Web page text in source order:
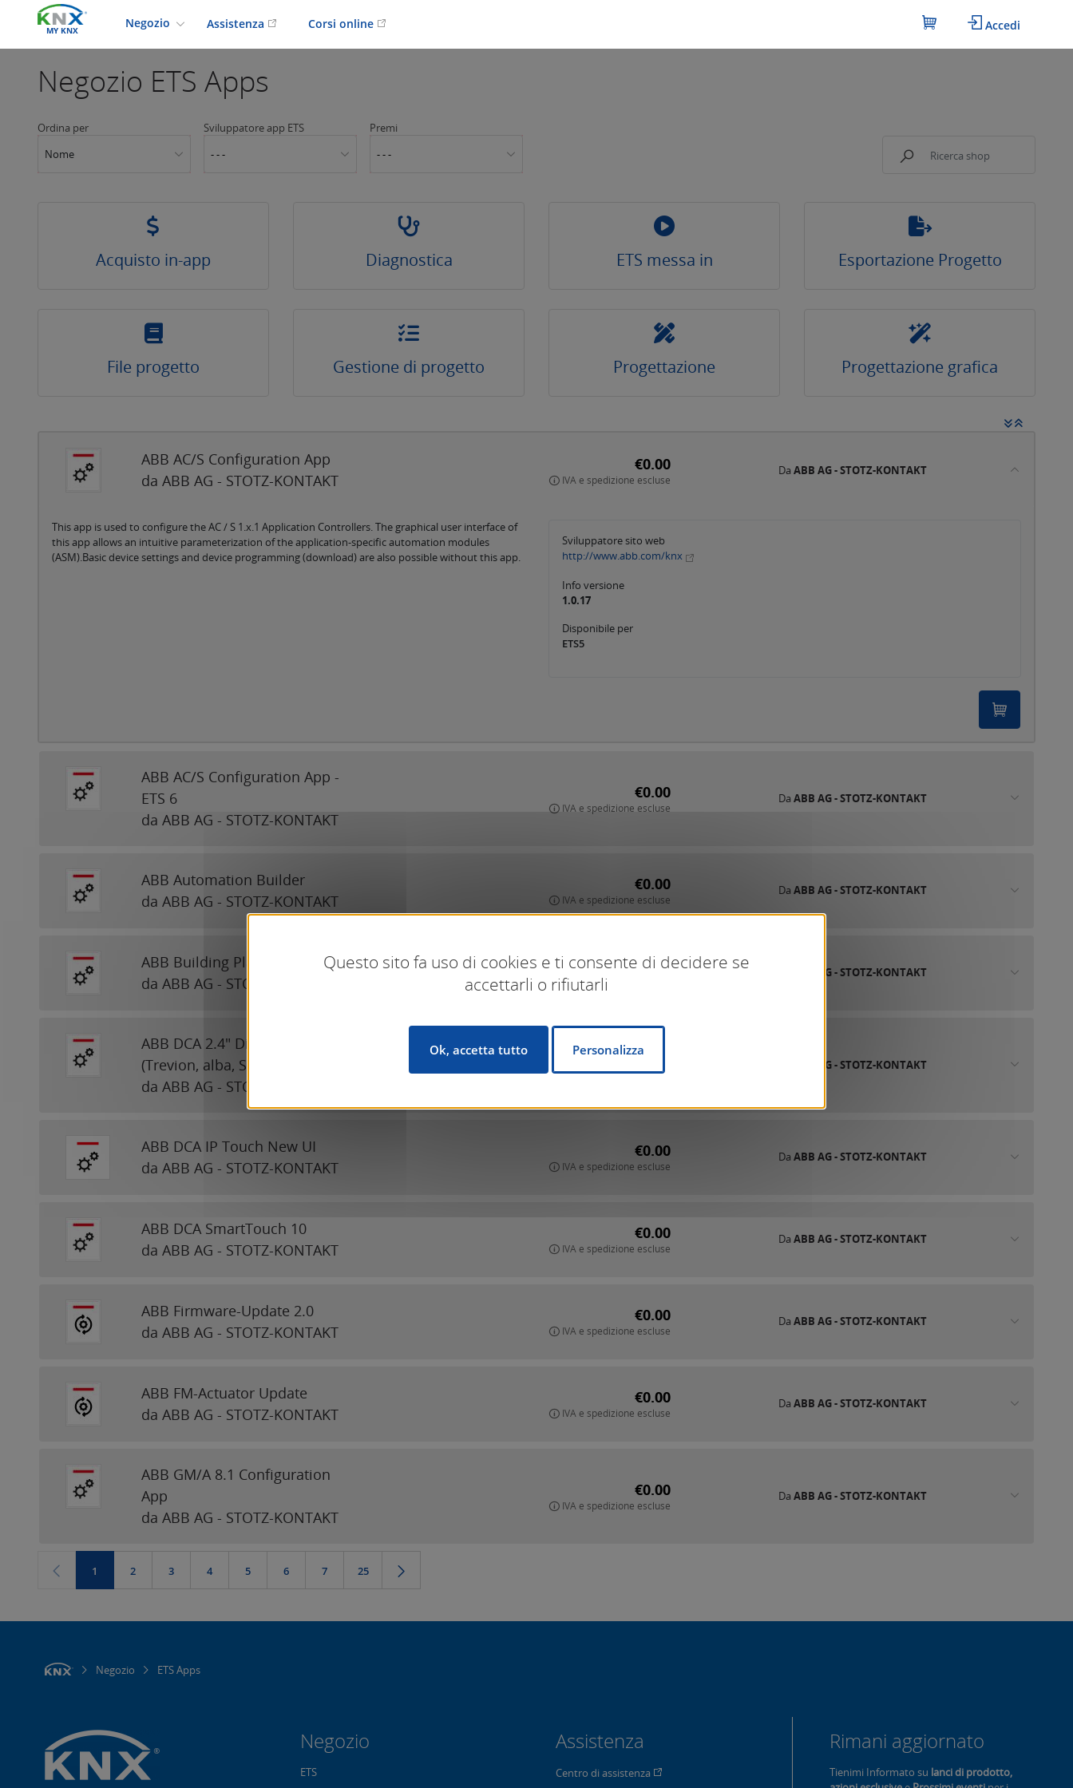
MY KNX
Negozio Assistenza Corsi online Accedi
Negozio ETS Apps
Ordina per
Nome
Sviluppatore app ETS
- - -
Premi
- - -
Acquisto in-app Diagnostica ETS messa in Esportazione Progetto
File progetto Gestione di progetto Progettazione Progettazione grafica
ABB AC/S Configuration App
da ABB AG - STOTZ-KONTAKT
€0.00
IVA e spedizione escluse
DaABB AG - STOTZ-KONTAKT
This app is used to configure the AC / S 1.x.1 Application Controllers. The graphical user interface of
this app allows an intuitive parameterization of the application-specific automation modules
(ASM).Basic device settings and device programming (download) are also possible without this app.
Sviluppatore sito web
http://www.abb.com/knx
Info versione
1.0.17
Disponibile per
ETS5
ABB AC/S Configuration App -
ETS 6
da ABB AG - STOTZ-KONTAKT
€0.00
IVA e spedizione escluse
DaABB AG - STOTZ-KONTAKT
ABB Automation Builder
da ABB AG - STOTZ-KONTAKT
€0.00
IVA e spedizione escluse
DaABB AG - STOTZ-KONTAKT
ABB Building Planner Import
da ABB AG - STOTZ-KONTAKT
€0.00
IVA e spedizione escluse
ABB AG - STOTZ-KONTAKT
ABB DCA 2.4" Display
(Trevion, alba, SIDUS, SAGA)
da ABB AG - STOTZ-KONTAKT
€0.00
IVA e spedizione escluse
ABB AG - STOTZ-KONTAKT
ABB DCA IP Touch New UI
da ABB AG - STOTZ-KONTAKT
€0.00
IVA e spedizione escluse
DaABB AG - STOTZ-KONTAKT
ABB DCA SmartTouch 10
da ABB AG - STOTZ-KONTAKT
€0.00
IVA e spedizione escluse
DaABB AG - STOTZ-KONTAKT
ABB Firmware-Update 2.0
da ABB AG - STOTZ-KONTAKT
€0.00
IVA e spedizione escluse
DaABB AG - STOTZ-KONTAKT
ABB FM-Actuator Update
da ABB AG - STOTZ-KONTAKT
€0.00
IVA e spedizione escluse
DaABB AG - STOTZ-KONTAKT
ABB GM/A 8.1 Configuration
App
da ABB AG - STOTZ-KONTAKT
€0.00
IVA e spedizione escluse
DaABB AG - STOTZ-KONTAKT
1 2 3 4 5 6 7 25
Negozio ETS Apps
Negozio
ETS
Assistenza
Centro di assistenza
Rimani aggiornato
Tienimi Informato su lanci di prodotto,
Questo sito fa uso di cookies e ti consente di decidere se
accettarli o rifiutarli
Ok, accetta tutto Personalizza